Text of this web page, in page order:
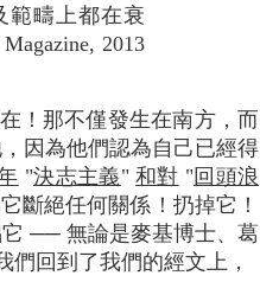
範疇上都在衰
Magazine, 2013
！那不僅發生在南方，而
因為他們認為自己已經得
"決志主義"和對 "回頭浪
斷絕任何關係！扔掉它！
── 無論是麥基博士、葛
回到了我們的經文上，